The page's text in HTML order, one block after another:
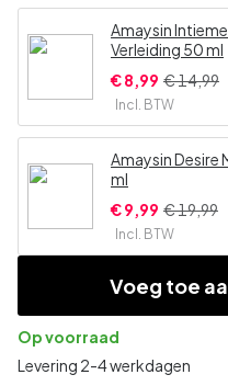
Amaysin
Verleiding 50 ml
€ 8,99 € 14,99
Incl. BTW
Amaysin Desire
ml
€ 9,99 € 19,99
Incl. BTW
Voeg toe
Op voorraad
Levering 2-4 werkdagen